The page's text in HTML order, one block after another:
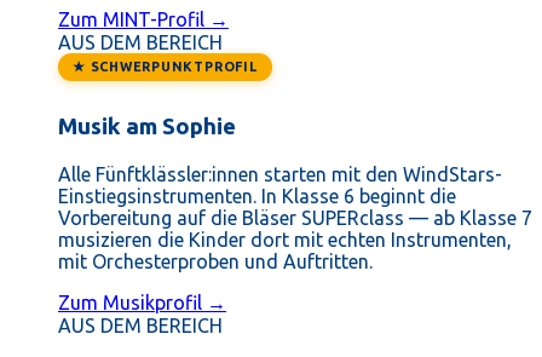
Zum MINT-Profil →
AUS DEM BEREICH
★ SCHWERPUNKTPROFIL
Musik am Sophie
Alle Fünftklässler:innen starten mit den WindStars-
Einstiegsinstrumenten. In Klasse 6 beginnt die
Vorbereitung auf die Bläser SUPERclass — ab Klasse 7
musizieren die Kinder dort mit echten Instrumenten,
mit Orchesterproben und Auftritten.
Zum Musikprofil →
AUS DEM BEREICH